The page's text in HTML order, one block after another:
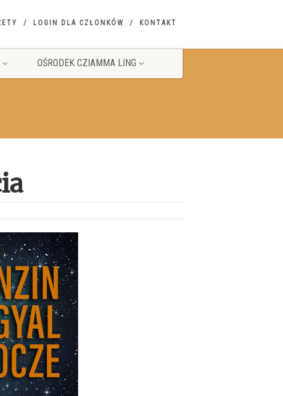
LOGIN DLA CZŁONKÓW KONTAKT
OŚRODEK CZIAMMA LING